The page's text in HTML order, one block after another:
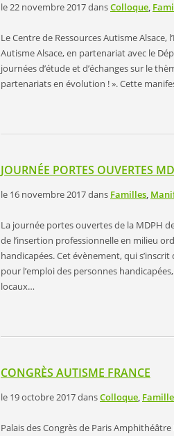
le 22 novembre 2017dansColloque,
Le Centre de Ressources Autisme Alsace,
Autisme Alsace, en partenariat avec le
journées d’étude et d’échanges sur le
partenariats en évolution ! ». Cette
JOURNÉE PORTES OUVERTES
le 16 novembre 2017dans Familles,
La journée portes ouvertes de la MDPH
de l’insertion professionnelle en milieu
handicapées. Cet évènement, qui
pour l’emploi des personnes
locaux…
CONGRÈS AUTISME FRANCE
le 19 octobre 2017dansColloque,
Palais des Congrès de Paris